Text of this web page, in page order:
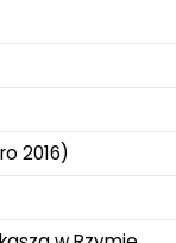
2016)